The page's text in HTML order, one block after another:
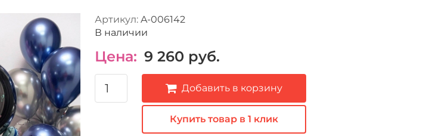
Артикул: A-006142
В наличии
Цена: 9 260 руб.
Добавить в корзину
Купить товар в 1 клик